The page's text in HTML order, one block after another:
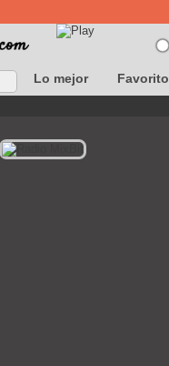
Lo mejor Favorito